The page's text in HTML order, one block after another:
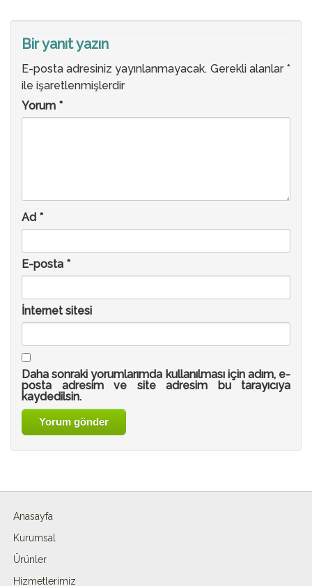
Bir yanıt yazın
E-posta adresiniz yayınlanmayacak. Gerekli alanlar *
ile işaretlenmişlerdir
Yorum *
Ad *
E-posta *
İnternet sitesi
Daha sonraki yorumlarımda kullanılması için adım, e-
posta adresim ve site adresim bu tarayıcıya
kaydedilsin.
Anasayfa
Kurumsal
Ürünler
Hizmetlerimiz